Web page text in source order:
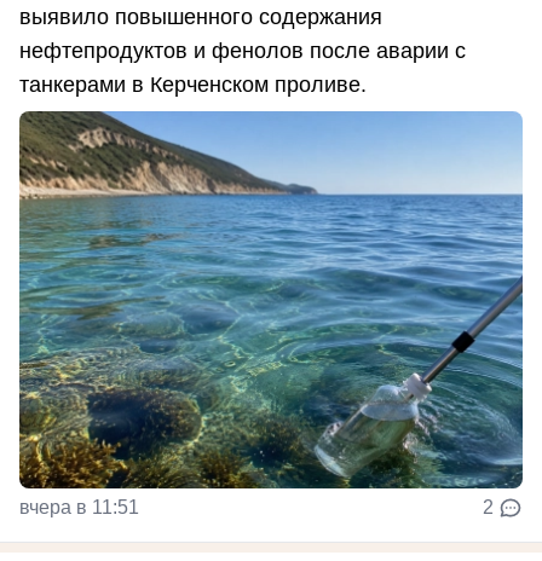
выявило повышенного содержания
нефтепродуктов и фенолов после аварии с
танкерами в Керченском проливе.
вчера в 11:51 2